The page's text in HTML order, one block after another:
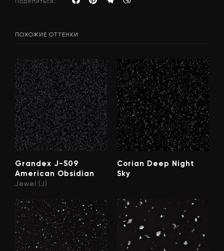
ПОХОЖИЕ ОТТЕНКИ
Grandex J-509
American Obsidian
Jewel (J)
Corian Deep Night
Sky